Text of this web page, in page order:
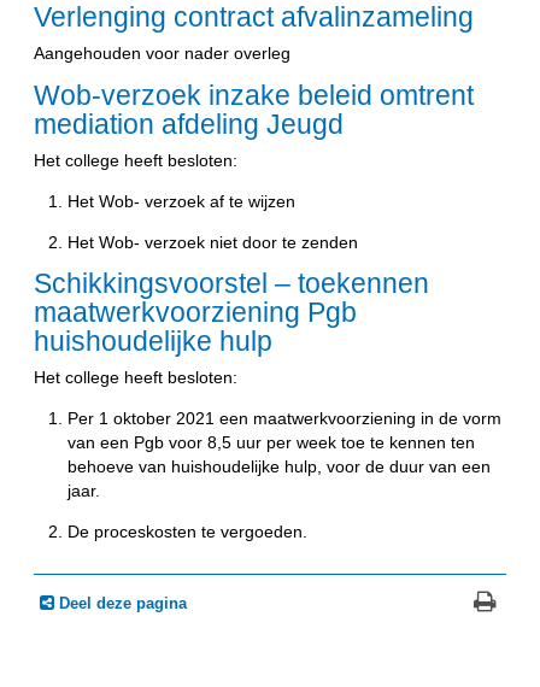
Verlenging contract afvalinzameling
Aangehouden voor nader overleg
Wob-verzoek inzake beleid omtrent
mediation afdeling Jeugd
Het college heeft besloten:
Het Wob- verzoek af te wijzen
Het Wob- verzoek niet door te zenden
Schikkingsvoorstel – toekennen
maatwerkvoorziening Pgb
huishoudelijke hulp
Het college heeft besloten:
Per 1 oktober 2021 een maatwerkvoorziening in de vorm
van een Pgb voor 8,5 uur per week toe te kennen ten
behoeve van huishoudelijke hulp, voor de duur van een
jaar.
De proceskosten te vergoeden.
Deel deze pagina